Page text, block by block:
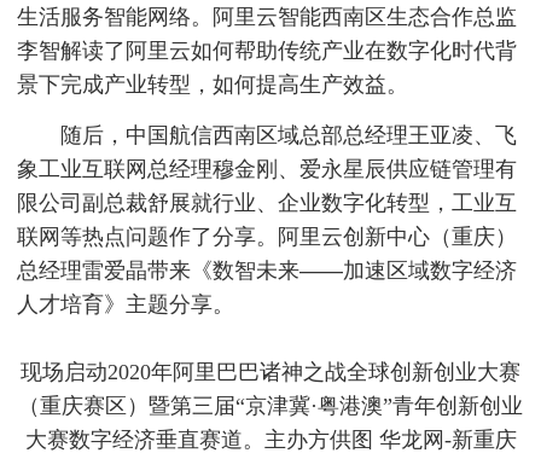
生活服务智能网络。阿里云智能西南区生态合作总监
李智解读了阿里云如何帮助传统产业在数字化时代背
景下完成产业转型，如何提高生产效益。
随后，中国航信西南区域总部总经理王亚凌、飞
象工业互联网总经理穆金刚、爱永星辰供应链管理有
限公司副总裁舒展就行业、企业数字化转型，工业互
联网等热点问题作了分享。阿里云创新中心（重庆）
总经理雷爱晶带来《数智未来——加速区域数字经济
人才培育》主题分享。
现场启动2020年阿里巴巴诸神之战全球创新创业大赛
（重庆赛区）暨第三届“京津冀·粤港澳”青年创新创业
大赛数字经济垂直赛道。主办方供图 华龙网-新重庆